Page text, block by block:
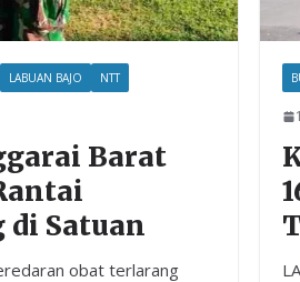
LABUAN BAJO NTT
Barat
di Satuan
obat terlarang